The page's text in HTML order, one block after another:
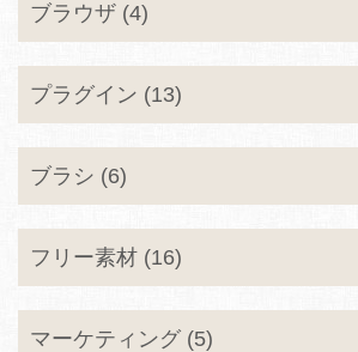
ブラウザ (4)
プラグイン (13)
ブラシ (6)
フリー素材 (16)
マーケティング (5)